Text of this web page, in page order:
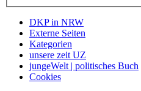
DKP in NRW
Externe Seiten
Kategorien
unsere zeit UZ
jungeWelt | politisches Buch
Cookies